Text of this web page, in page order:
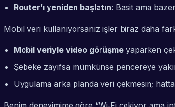
Router’ı yeniden başlatın: Basit ama
Mobil veri kullanıyorsanız işler biraz daha
Mobil veriyle video görüşme yaparken
Şebeke zayıfsa mümkünse pencereye
Uygulama arka planda veri çekmesin;